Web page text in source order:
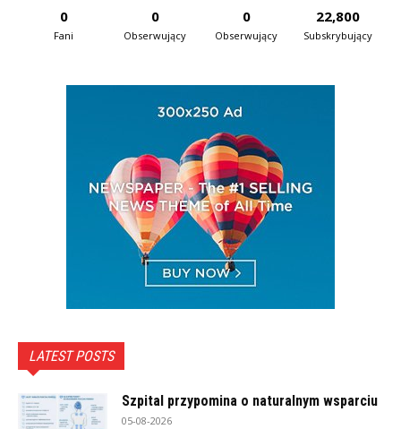
0
Fani
0
Obserwujący
0
Obserwujący
22,800
Subskrybujący
LATEST POSTS
Szpital przypomina o naturalnym wsparciu
05-08-2026